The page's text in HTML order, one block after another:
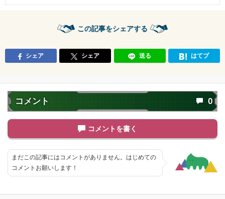
この記事をシェアする
シェア シェア 送る はてブ
コメント 0
コメントを書く
まだこの記事にはコメントがありません。はじめての
コメントお願いします！